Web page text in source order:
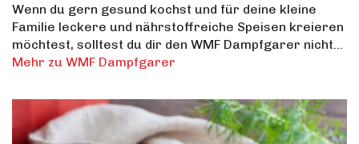
Wenn du gern gesund kochst und für deine kleine
Familie leckere und nährstoffreiche Speisen kreieren
möchtest, solltest du dir den WMF Dampfgarer nicht…
Mehr zu WMF Dampfgarer